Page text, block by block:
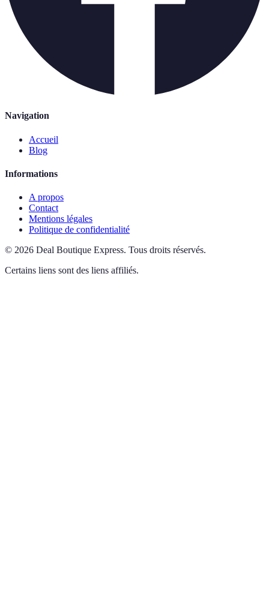
Navigation
Accueil
Blog
Informations
A propos
Contact
Mentions légales
Politique de confidentialité
© 2026 Deal Boutique Express. Tous droits réservés.
Certains liens sont des liens affiliés.